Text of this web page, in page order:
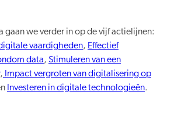
gaan we verder in op de vijf actielijnen:
vaardigheden, Effectief
data, Stimuleren van een
, Impact vergroten van digitalisering op
Investeren in digitale technologieën.